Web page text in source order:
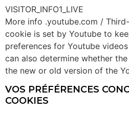
VISITOR_INFO1_LIVE
More info .youtube.com /
cookie is set by Youtube to
preferences for Youtube
can also determine whether
the new or old version of the
VOS PRÉFÉRENCES
COOKIES